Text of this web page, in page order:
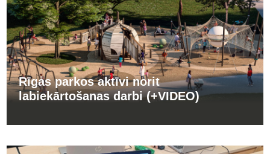
Rīgas parkos aktīvi norit
labiekārtošanas darbi (+VIDEO)